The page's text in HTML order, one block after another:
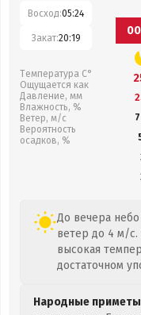
Восход:05:24
Закат:20:19
Температура С°
Ощущается как
Давление, мм
Влажность, %
Ветер, м/с
Вероятность
осадков, %
До вечера
ветер до 4 м/с.
высокая
достаточном
Народные